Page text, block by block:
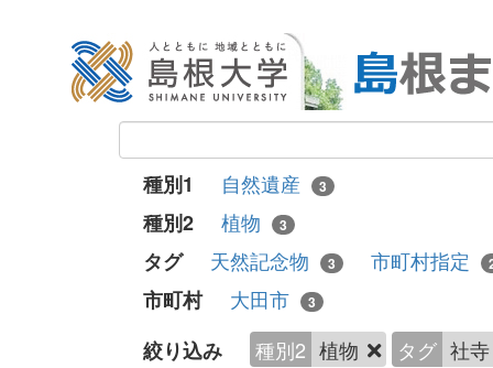
種別1 自然遺産 3
種別2 植物 3
タグ 天然記念物 3 市町村指定
市町村 大田市 3
絞り込み 種別2 植物 タグ 社